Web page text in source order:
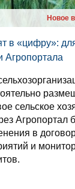
Новое
в «циф­ру»:
Аг­ро­пор­та­ла
сельское
Агропортал
в
и